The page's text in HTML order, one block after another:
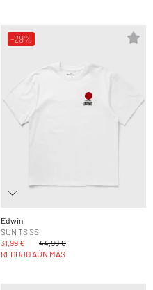
-29%
Edwin
SUN TS SS
31,99 €
44,99 €
REDUJO AÚN MÁS